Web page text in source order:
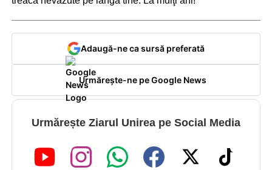
Adaugă-ne ca sursă preferată
Urmărește-ne pe Google News
Urmărește Ziarul Unirea pe Social Media